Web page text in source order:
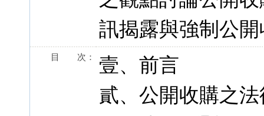
訊揭露與強制公
目 次：
壹、前言
貳、公開收購之